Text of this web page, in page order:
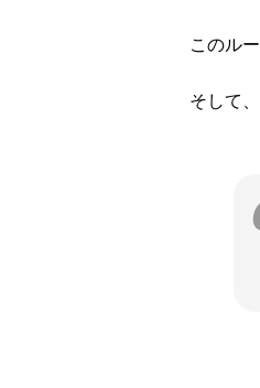
このル
そして